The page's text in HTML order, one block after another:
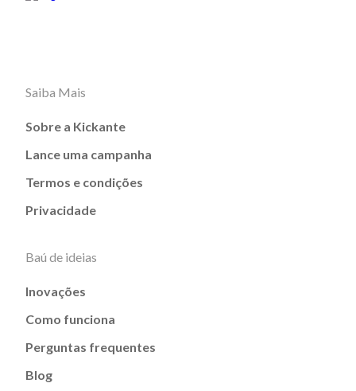
Saiba Mais
Sobre a Kickante
Lance uma campanha
Termos e condições
Privacidade
Baú de ideias
Inovações
Como funciona
Perguntas frequentes
Blog